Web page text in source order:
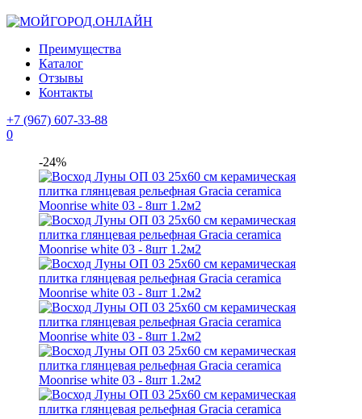
Преимущества
Каталог
Отзывы
Контакты
+7 (967) 607-33-88
0
-24%